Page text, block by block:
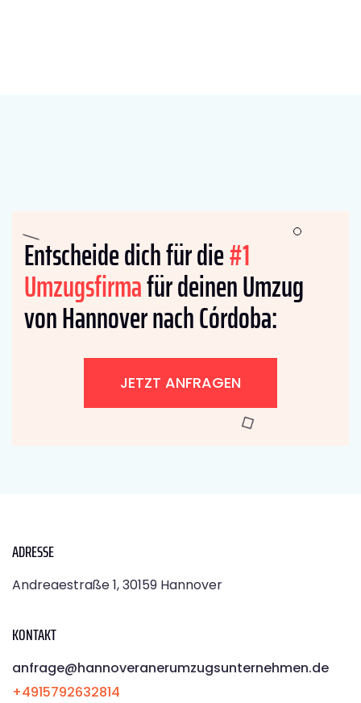
Entscheide dich für die#1
Umzugsfirmafür deinen Umzug
von Hannover nach Córdoba:
JETZT ANFRAGEN
ADRESSE
Andreaestraße 1, 30159 Hannover
KONTAKT
anfrage@hannoveranerumzugsunternehmen.de
+4915792632814